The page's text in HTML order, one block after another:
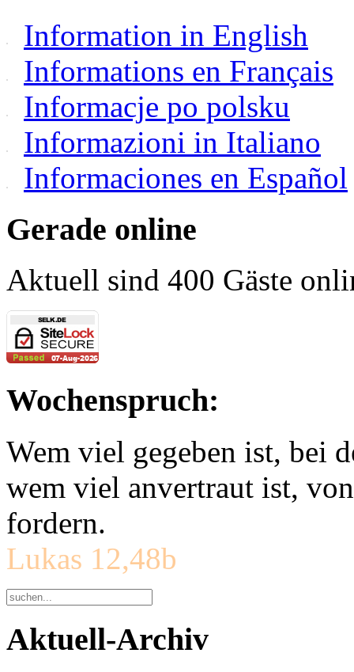
Information in English
Informations en Français
Informacje po polsku
Informazioni in Italiano
Informaciones en Español
Gerade online
Aktuell sind 400 Gäste
Wochenspruch:
Wem viel gegeben ist, bei
wem viel anvertraut ist,
fordern.
Lukas 12,48b
Aktuell-Archiv